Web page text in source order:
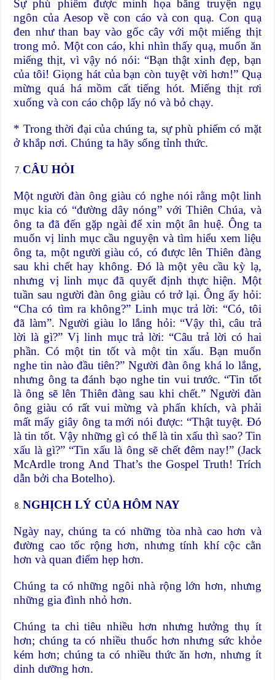
Sự phù phiếm được minh họa bằng truyện ngụ
ngôn của Aesop về con cáo và con quạ. Con quạ
đen như than bay vào gốc cây với một miếng thịt
trong mỏ. Một con cáo, khi nhìn thấy quạ, muốn ăn
miếng thịt, vì vậy nó nói: “Bạn thật xinh đẹp, bạn
của tôi! Giọng hát của bạn còn tuyệt vời hơn!” Quạ
mừng quá há mồm cất tiếng hót. Miếng thịt rơi
xuống và con cáo chộp lấy nó và bỏ chạy.
* Trong thời đại của chúng ta, sự phù phiếm có mặt
ở khắp nơi. Chúng ta hãy sống tỉnh thức.
CÂU HỎI
Một người đàn ông giàu có nghe nói rằng một linh
mục kia có “đường dây nóng” với Thiên Chúa, và
ông ta đã đến gặp ngài để xin một ân huệ. Ông ta
muốn vị linh mục cầu nguyện và tìm hiểu xem liệu
ông ta, một người giàu có, có được lên Thiên đàng
sau khi chết hay không. Đó là một yêu cầu kỳ lạ,
nhưng vị linh mục đã quyết định thực hiện. Một
tuần sau người đàn ông giàu có trở lại. Ông ấy hỏi:
“Cha có tìm ra không?” Linh mục trả lời: “Có, tôi
đã làm”. Người giàu lo lắng hỏi: “Vậy thì, câu trả
lời là gì?” Vị linh mục trả lời: “Câu trả lời có hai
phần. Có một tin tốt và một tin xấu. Bạn muốn
nghe tin nào đầu tiên?” Người đàn ông khá lo lắng,
nhưng ông ta đánh bạo nghe tin vui trước. “Tin tốt
là ông sẽ lên Thiên đàng sau khi chết.” Người đàn
ông giàu có rất vui mừng và phấn khích, và phải
mất mấy giây ông ta mới nói được: “Thật tuyệt. Đó
là tin tốt. Vậy những gì có thể là tin xấu thì sao? Tin
xấu là gì?” “Tin xấu là ông sẽ chết đêm nay!” (Jack
McArdle trong And That’s the Gospel Truth! Trích
dẫn bởi cha Botelho).
NGHỊCH LÝ CỦA HÔM NAY
Ngày nay, chúng ta có những tòa nhà cao hơn và
đường cao tốc rộng hơn, nhưng tính khí cộc cằn
hơn và quan điểm hẹp hơn.
Chúng ta có những ngôi nhà rộng lớn hơn, nhưng
những gia đình nhỏ hơn.
Chúng ta chi tiêu nhiều hơn nhưng hưởng thụ ít
hơn; chúng ta có nhiều thuốc hơn nhưng sức khỏe
kém hơn; chúng ta có nhiều thức ăn hơn, nhưng ít
dinh dưỡng hơn.